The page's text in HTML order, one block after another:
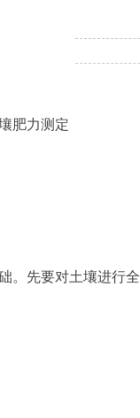
肥力测定
。先要对土壤进行